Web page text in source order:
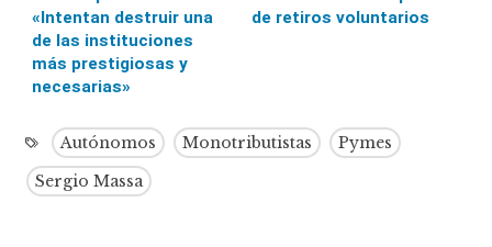
«Intentan destruir una
de las instituciones
más prestigiosas y
necesarias»
de retiros voluntarios
Autónomos Monotributistas
Pymes
Sergio Massa